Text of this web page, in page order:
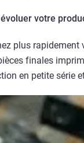
évoluer votre
plus rapidement
finales
en petite série